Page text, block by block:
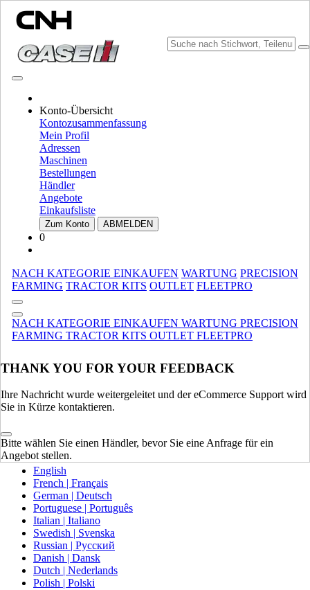
Konto-Übersicht
Kontozusammenfassung
Mein Profil
Adressen
Maschinen
Bestellungen
Händler
Angebote
Einkaufsliste
Zum Konto ABMELDEN
0
NACH KATEGORIE EINKAUFEN WARTUNG PRECISION
FARMING TRACTOR KITS OUTLET FLEETPRO
NACH KATEGORIE EINKAUFEN WARTUNG PRECISION
FARMING TRACTOR KITS OUTLET FLEETPRO
THANK YOU FOR YOUR FEEDBACK
Ihre Nachricht wurde weitergeleitet und der eCommerce Support wird
Sie in Kürze kontaktieren.
Bitte wählen Sie einen Händler, bevor Sie eine Anfrage für ein
Angebot stellen.
MARKE WÄHLEN
MARKE UND SPRACHE WÄHLEN
Nordamerika
USA
CANADA (English)
CANADA (French)
Europa
SPAIN | ESPAÑA
GERMANY | DEUTSCHLAND
ITALY | ITALIA
PORTUGAL | PORTUGAL
English
French | Français
German | Deutsch
Portuguese | Português
Italian | Italiano
Swedish | Svenska
Russian | Русский
Danish | Dansk
Dutch | Nederlands
Polish | Polski